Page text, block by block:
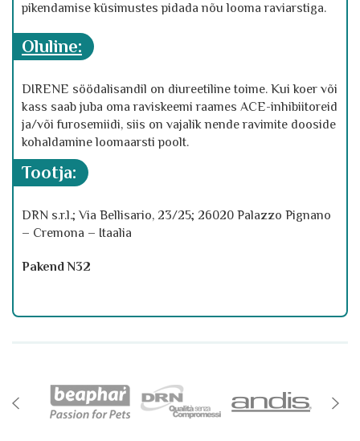
pikendamise küsimustes pidada nõu looma raviarstiga.
oluline:
DIRENE söödalisandil on diureetiline toime. Kui koer või
kass saab juba oma raviskeemi raames ACE-inhibiitoreid
ja/või furosemiidi, siis on vajalik nende ravimite dooside
kohaldamine loomaarsti poolt.
tootja:
DRN s.r.l.; Via Bellisario, 23/25; 26020 Palazzo Pignano
– Cremona – Itaalia
Pakend N32